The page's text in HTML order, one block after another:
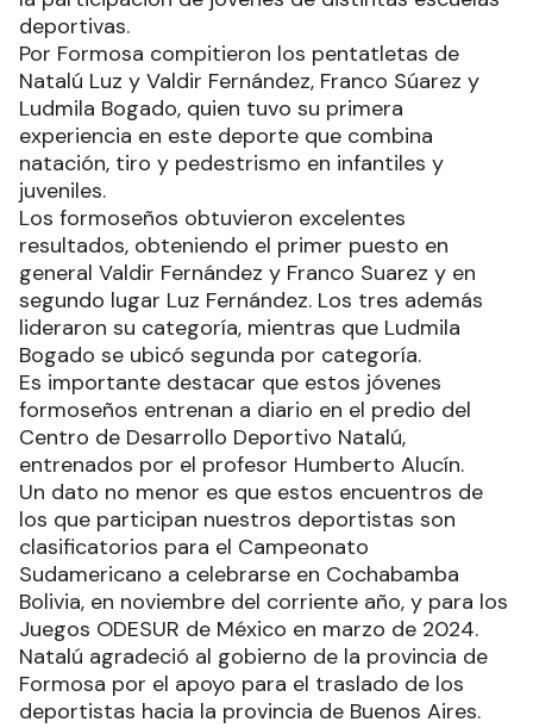
deportivas.
Por Formosa compitieron los pentatletas de
Natalú Luz y Valdir Fernández, Franco Súarez y
Ludmila Bogado, quien tuvo su primera
experiencia en este deporte que combina
natación, tiro y pedestrismo en infantiles y
juveniles.
Los formoseños obtuvieron excelentes
resultados, obteniendo el primer puesto en
general Valdir Fernández y Franco Suarez y en
segundo lugar Luz Fernández. Los tres además
lideraron su categoría, mientras que Ludmila
Bogado se ubicó segunda por categoría.
Es importante destacar que estos jóvenes
formoseños entrenan a diario en el predio del
Centro de Desarrollo Deportivo Natalú,
entrenados por el profesor Humberto Alucín.
Un dato no menor es que estos encuentros de
los que participan nuestros deportistas son
clasificatorios para el Campeonato
Sudamericano a celebrarse en Cochabamba
Bolivia, en noviembre del corriente año, y para los
Juegos ODESUR de México en marzo de 2024.
Natalú agradeció al gobierno de la provincia de
Formosa por el apoyo para el traslado de los
deportistas hacia la provincia de Buenos Aires.